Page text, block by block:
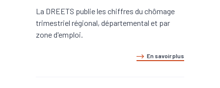
La DREETS publie les chiffres du chômage
trimestriel régional, départemental et par
zone d'emploi.
En savoir plus